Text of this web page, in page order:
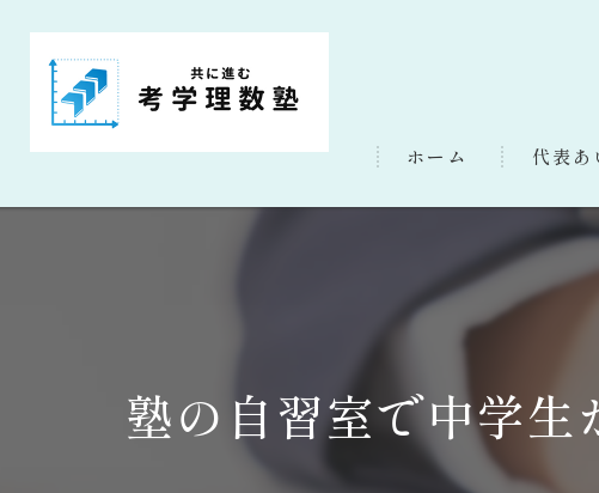
ホーム 代表あ
塾の自習室で中学